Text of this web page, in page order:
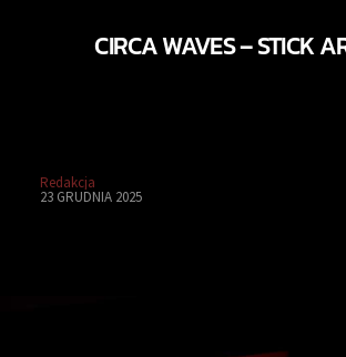
CIRCA WAVES – STICK
Redakcja
23 GRUDNIA 2025